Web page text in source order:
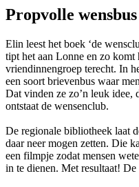
Propvolle wensbus
Elin leest het boek ‘de
tipt het aan Lonne en zo
vriendinnengroep terecht. In
een soort brievenbus waar
Dat vinden ze zo’n leuk idee,
ontstaat de wensenclub.
De regionale bibliotheek laat
daar neer mogen zetten. Die
een filmpje zodat mensen
in te dienen. Met resultaat!